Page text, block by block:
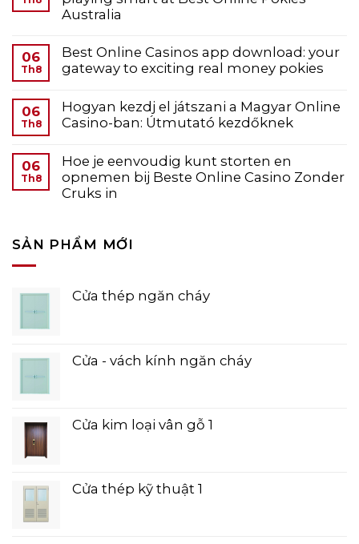
Australia
06
Th8
Best Online Casinos app download: your
gateway to exciting real money pokies
06
Th8
Hogyan kezdj el játszani a Magyar Online
Casino-ban: Útmutató kezdőknek
06
Th8
Hoe je eenvoudig kunt storten en
opnemen bij Beste Online Casino Zonder
Cruks in
SẢN PHẨM MỚI
Cửa thép ngăn cháy
Cửa - vách kính ngăn cháy
Cửa kim loại vân gỗ 1
Cửa thép kỹ thuật 1